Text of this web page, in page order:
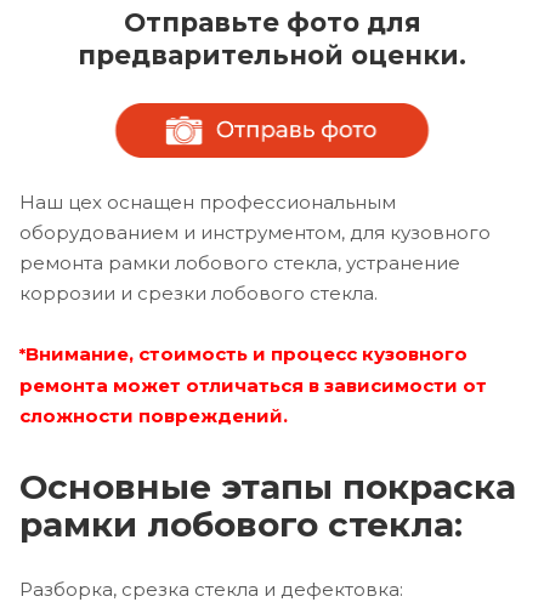
Отправьте фото для
предварительной оценки.
Наш цех оснащен профессиональным
оборудованием и инструментом, для кузовного
ремонта рамки лобового стекла, устранение
коррозии и срезки лобового стекла.
*Внимание, стоимость и процесс кузовного
ремонта может отличаться в зависимости от
сложности повреждений.
Основные этапы покраска
рамки лобового стекла:
Разборка, срезка стекла и дефектовка: